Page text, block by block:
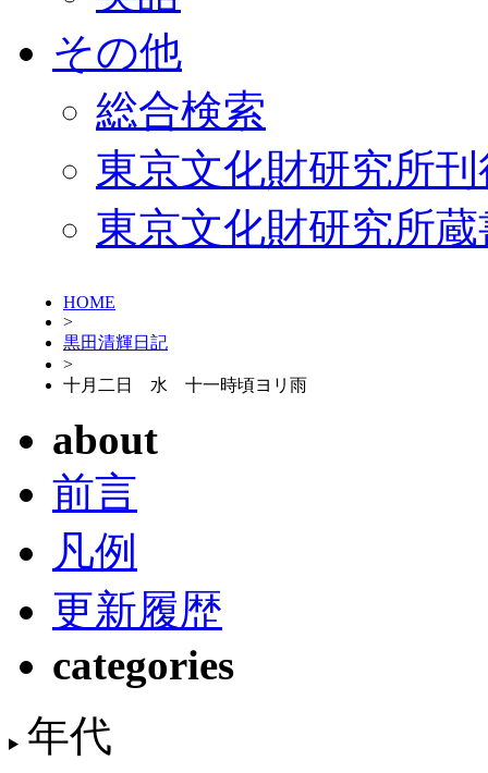
その他
総合検索
東京文化財研究所
東京文化財研究所
HOME
>
黒田清輝日記
>
十月二日 水 十一時頃ヨリ雨
about
前言
凡例
更新履歴
categories
年代